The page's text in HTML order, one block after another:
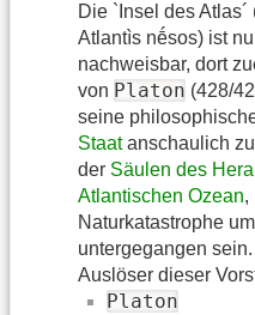
Die `Insel des Atlas´
Atlantìs nḗsos) ist
nachweisbar, dort
von Platon (428/
seine
Staatanschaulich
der Säulen des
Atlantischen Ozean,
Naturkatastrophe
untergegangen
Auslöser dieser
Platon